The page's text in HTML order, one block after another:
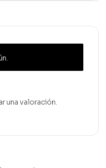
una valoración.